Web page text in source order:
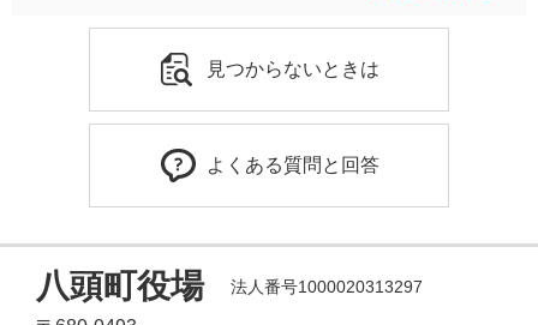
見つからないときは
よくある質問と回答
八頭町役場 法人番号1000020313297